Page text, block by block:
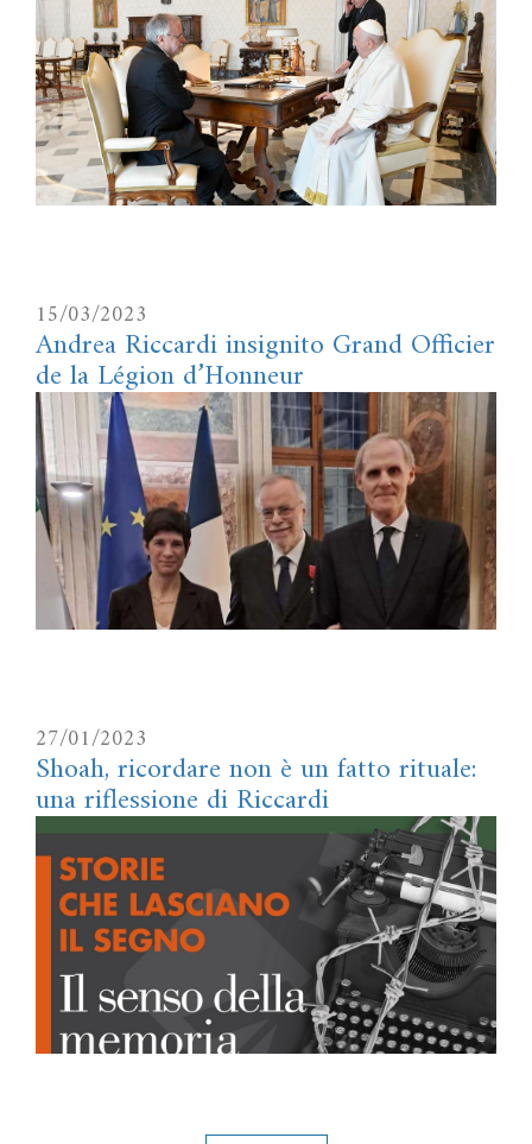
15/03/2023
Andrea Riccardi insignito Grand Officier
de la Légion d’Honneur
27/01/2023
Shoah, ricordare non è un fatto rituale:
una riflessione di Riccardi